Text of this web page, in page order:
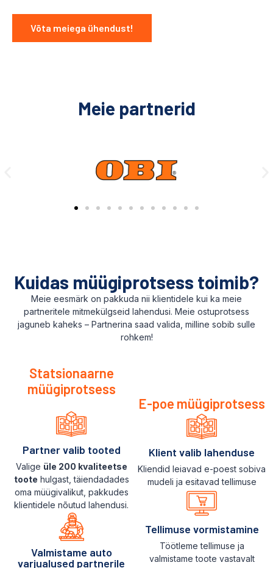
Võta meiega ühendust!
Meie partnerid
Kuidas müügiprotsess toimib?
Meie eesmärk on pakkuda nii klientidele kui ka meie
partneritele mitmekülgseid lahendusi. Meie ostuprotsess
jaguneb kaheks – Partnerina saad valida, milline sobib sulle
rohkem!
Statsionaarne
müügiprotsess
Partner valib tooted
Valige üle 200 kvaliteetse
toote hulgast, täiendadades
oma müügivalikut, pakkudes
klientidele nõutud lahendusi.
Valmistame auto
varjualused partnerile
E-poe müügiprotsess
Klient valib lahenduse
Kliendid leiavad e-poest sobiva
mudeli ja esitavad tellimuse
Tellimuse vormistamine
Töötleme tellimuse ja
valmistame toote vastavalt